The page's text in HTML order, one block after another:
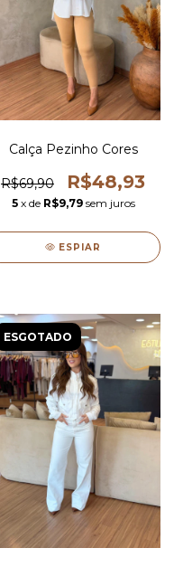
Calça Pezinho Cores
R$69,90 R$48,93
5 x de R$9,79 sem juros
ESPIAR
ESGOTADO